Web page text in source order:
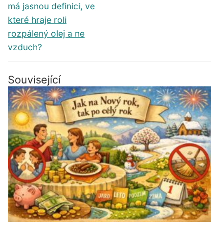
má jasnou definici, ve
které hraje roli
rozpálený olej a ne
vzduch?
Související